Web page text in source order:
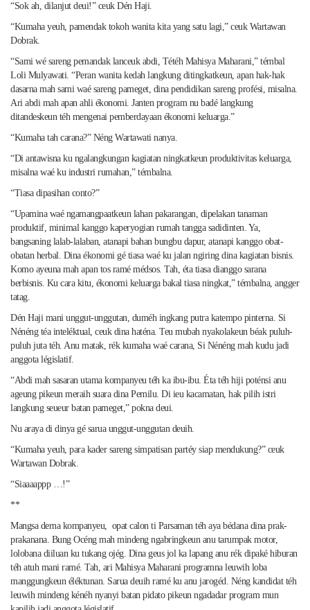
“Sok ah, dilanjut deui!” ceuk Dén Haji.
“Kumaha yeuh, pamendak tokoh wanita kita yang satu lagi,” ceuk Wartawan
Dobrak.
“Sami wé sareng pemandak lanceuk abdi, Tétéh Mahisya Maharani,” témbal
Loli Mulyawati. “Peran wanita kedah langkung ditingkatkeun, apan hak-hak
dasarna mah sami waé sareng pameget, dina pendidikan sareng profési, misalna.
Ari abdi mah apan ahli ékonomi. Janten program nu badé langkung
ditandeskeun téh mengenai pemberdayaan ékonomi keluarga.”
“Kumaha tah carana?” Néng Wartawati nanya.
“Di antawisna ku ngalangkungan kagiatan ningkatkeun produktivitas keluarga,
misalna waé ku industri rumahan,” témbalna.
“Tiasa dipasihan conto?”
“Upamina waé ngamangpaatkeun lahan pakarangan, dipelakan tanaman
produktif, minimal kanggo kaperyogian rumah tangga sadidinten. Ya,
bangsaning lalab-lalaban, atanapi bahan bungbu dapur, atanapi kanggo obat-
obatan herbal. Dina ékonomi gé tiasa waé ku jalan ngiring dina kagiatan bisnis.
Komo ayeuna mah apan tos ramé médsos. Tah, éta tiasa dianggo sarana
berbisnis. Ku cara kitu, ékonomi keluarga bakal tiasa ningkat,” témbalna, angger
tatag.
Dén Haji mani unggut-unggutan, duméh ingkang putra katempo pinterna. Si
Nénéng téa inteléktual, ceuk dina haténa. Teu mubah nyakolakeun béak puluh-
puluh juta téh. Anu matak, rék kumaha waé carana, Si Nénéng mah kudu jadi
anggota législatif.
“Abdi mah sasaran utama kompanyeu téh ka ibu-ibu. Éta téh hiji poténsi anu
ageung pikeun meraih suara dina Pemilu. Di ieu kacamatan, hak pilih istri
langkung seueur batan pameget,” pokna deui.
Nu araya di dinya gé sarua unggut-unggutan deuih.
“Kumaha yeuh, para kader sareng simpatisan partéy siap mendukung?” ceuk
Wartawan Dobrak.
“Siaaaappp …!”
**
Mangsa derna kompanyeu, opat calon ti Parsaman téh aya bédana dina prak-
prakanana. Bung Océng mah mindeng ngabringkeun anu tarumpak motor,
lolobana diiluan ku tukang ojég. Dina geus jol ka lapang anu rék dipaké hiburan
téh atuh mani ramé. Tah, ari Mahisya Maharani programna leuwih loba
manggungkeun éléktunan. Sarua deuih ramé ku anu jarogéd. Néng kandidat téh
leuwih mindeng kénéh nyanyi batan pidato pikeun ngadadar program mun